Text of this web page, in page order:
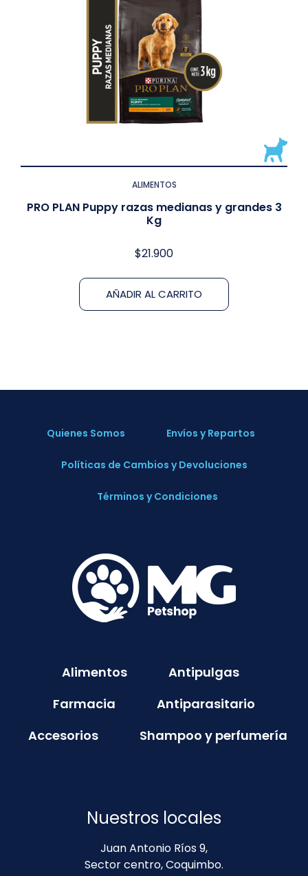
ALIMENTOS
PRO PLAN Puppy razas medianas y grandes 3
Kg
$21.900
AÑADIR AL CARRITO
Quienes Somos Envíos y Repartos
Políticas de Cambios y Devoluciones
Términos y Condiciones
Alimentos
Antipulgas
Farmacia
Antiparasitario
Accesorios
Shampoo y perfumería
Nuestros locales
Juan Antonio Ríos 9,
Sector centro, Coquimbo.